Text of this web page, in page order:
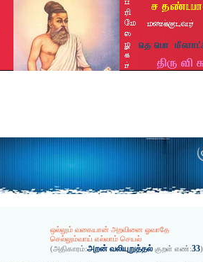
ஒல்லும் வகையான் அறவினை ஓவாதே
செல்லும்வாய் எல்லாம் செயல்
(அதிகாரம்:அறன் வலியுறுத்தல் குறள் எண்:33)